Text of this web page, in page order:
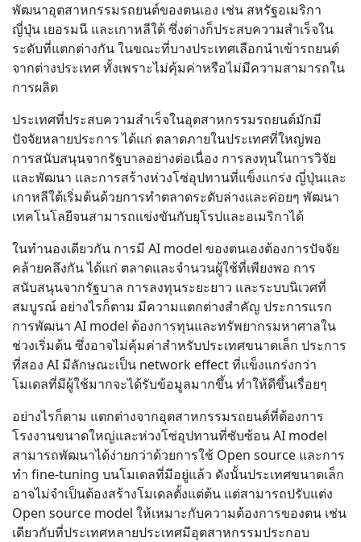
พัฒนาอุตสาหกรรมรถยนต์ของตนเอง เช่น สหรัฐอเมริกา
ญี่ปุ่น เยอรมนี และเกาหลีใต้ ซึ่งต่างก็ประสบความสำเร็จใน
ระดับที่แตกต่างกัน ในขณะที่บางประเทศเลือกนำเข้ารถยนต์
จากต่างประเทศ ทั้งเพราะไม่คุ้มค่าหรือไม่มีความสามารถใน
การผลิต
ประเทศที่ประสบความสำเร็จในอุตสาหกรรมรถยนต์มักมี
ปัจจัยหลายประการ ได้แก่ ตลาดภายในประเทศที่ใหญ่พอ
การสนับสนุนจากรัฐบาลอย่างต่อเนื่อง การลงทุนในการวิจัย
และพัฒนา และการสร้างห่วงโซ่อุปทานที่แข็งแกร่ง ญี่ปุ่นและ
เกาหลีใต้เริ่มต้นด้วยการทำตลาดระดับล่างและค่อยๆ พัฒนา
เทคโนโลยีจนสามารถแข่งขันกับยุโรปและอเมริกาได้
ในทำนองเดียวกัน การมี AI model ของตนเองต้องการปัจจัย
คล้ายคลึงกัน ได้แก่ ตลาดและจำนวนผู้ใช้ที่เพียงพอ การ
สนับสนุนจากรัฐบาล การลงทุนระยะยาว และระบบนิเวศที่
สมบูรณ์ อย่างไรก็ตาม มีความแตกต่างสำคัญ ประการแรก
การพัฒนา AI model ต้องการทุนและทรัพยากรมหาศาลใน
ช่วงเริ่มต้น ซึ่งอาจไม่คุ้มค่าสำหรับประเทศขนาดเล็ก ประการ
ที่สอง AI มีลักษณะเป็น network effect ที่แข็งแกร่งกว่า
โมเดลที่มีผู้ใช้มากจะได้รับข้อมูลมากขึ้น ทำให้ดีขึ้นเรื่อยๆ
อย่างไรก็ตาม แตกต่างจากอุตสาหกรรมรถยนต์ที่ต้องการ
โรงงานขนาดใหญ่และห่วงโซ่อุปทานที่ซับซ้อน AI model
สามารถพัฒนาได้ง่ายกว่าด้วยการใช้ Open source และการ
ทำ fine-tuning บนโมเดลที่มีอยู่แล้ว ดังนั้นประเทศขนาดเล็ก
อาจไม่จำเป็นต้องสร้างโมเดลตั้งแต่ต้น แต่สามารถปรับแต่ง
Open source model ให้เหมาะกับความต้องการของตน เช่น
เดียวกับที่ประเทศหลายประเทศมีอุตสาหกรรมประกอบ